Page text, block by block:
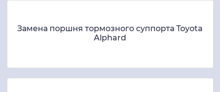
Замена поршня тормозного суппорта Toyota
Alphard